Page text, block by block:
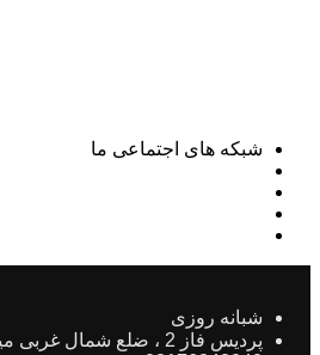
شبکه های اجتماعی ما
شبانه روزی
پردیس فاز 2 ، ضلع شمال غربی میدان امام